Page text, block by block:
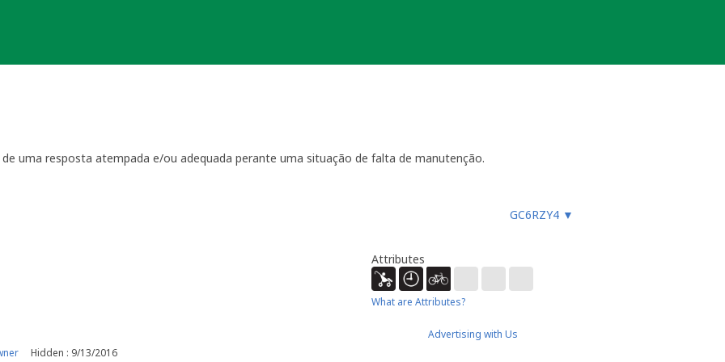
uma resposta atempada e/ou adequada perante uma situação de falta de manutenção.
à sua geocache para assegurar que está tudo em ordem para funcionar, especialmente
com a geocache (desaparecimento, estrago, humidade/infiltrações, etc.), ou faz um registo
temporariamente a sua geocache para que os outros saibam que não devem procurar a
o problema. É-lhe concedido um período razoável de tempo -
geralmente até 4 semanas
sua geocache. Se a geocache não estiver a receber a manutenção necessária ou estiver
um longo período de tempo, poderemos arquivar a página da geocache.
por favor recolha-o a fim de evitar que se torne lixo (geolitter).
de manutenção a sua geocache não poderá ser desarquivada. Caso submeta uma nova será tido em
GC6RZY4 ▼
Hidden : 9/13/2016
Attributes
What are Attributes?
Advertising with Us